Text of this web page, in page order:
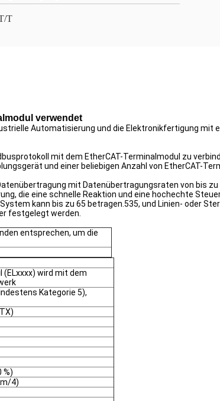
T
verwendet
Automatisierung und die Elektronikfertigung mit
mit dem EtherCAT-Terminalmodul zu
und einer beliebigen Anzahl von EtherCAT-
mit Datenübertragungsraten von bis
die eine schnelle Reaktion und eine hochechte
kann bis zu 65 betragen.535, und Linien- oder
festgelegt werden.
entsprechen, um die
(ELxxxx) wird mit dem
Kategorie 5),
%)
4)